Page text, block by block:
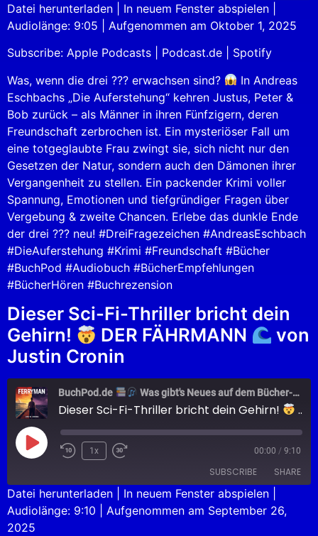
Apple Podcasts Podcast.de
Spotify
RSS FEED
SHARE
LINK
EMBED
Datei herunterladen In neuem Fenster abspielen
Audiolänge: 9:05
Aufgenommen am Oktober 1, 2025
Subscribe: Apple Podcasts Podcast.de
Spotify
Was, wenn die drei ??? erwachsen sind?
In Andreas
Eschbachs „Die Auferstehung“ kehren Justus, Peter &
Bob zurück – als Männer in ihren Fünfzigern, deren
Freundschaft zerbrochen ist. Ein mysteriöser Fall um
eine totgeglaubte Frau zwingt sie, sich nicht nur den
Gesetzen der Natur, sondern auch den Dämonen ihrer
Vergangenheit zu stellen. Ein packender Krimi voller
Spannung, Emotionen und tiefgründiger Fragen über
Vergebung & zweite Chancen. Erlebe das dunkle Ende
der drei ??? neu! #DreiFragezeichen #AndreasEschbach
#DieAuferstehung #Krimi #Freundschaft #Bücher
#BuchPod #Audiobuch #BücherEmpfehlungen
#BücherHören #Buchrezension
Dieser Sci-Fi-Thriller bricht dein
Gehirn!
DER FÄHRMANN
von
Justin Cronin
BuchPod.de Was gibt's Neues auf dem Bücher-Markt?
Dieser Sci-Fi-Thriller bricht dein Gehirn! DER FÄHRMANN
1x 00:00 / 9:10
SUBSCRIBE SHARE
Apple Podcasts Podcast.de
SHARE
Datei herunterladen In neuem Fenster abspielen
Audiolänge: 9:10
Aufgenommen am September 26,
2025